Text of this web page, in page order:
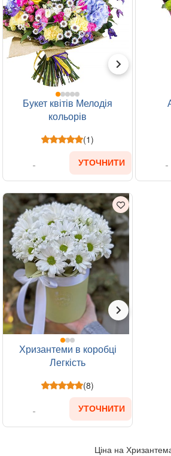
Букет квітів Мелодія
кольорів
(1)
УТОЧНИТИ
Хризантеми в коробці
Легкість
(8)
УТОЧНИТИ
Ціна на